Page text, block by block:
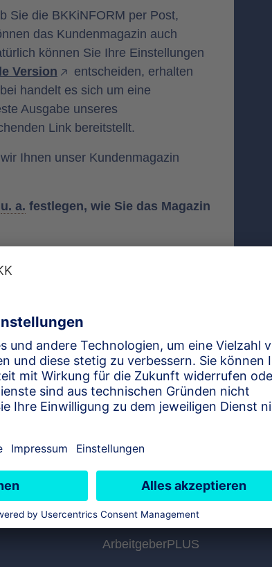
Sie die BKKiNFORM per Post,
das Kundenmagazin auch
können Sie Ihre Einstellungen
Version
entscheiden, erhalten
handelt es sich um eine
Ausgabe unseres
Link bereitstellt.
Ihnen unser Kundenmagazin
u. a. festlegen, wie Sie das Magazin
BKK
Arbeitgeber
Arbeitgeberinformationen
Umlagen
ArbeitgeberPLUS